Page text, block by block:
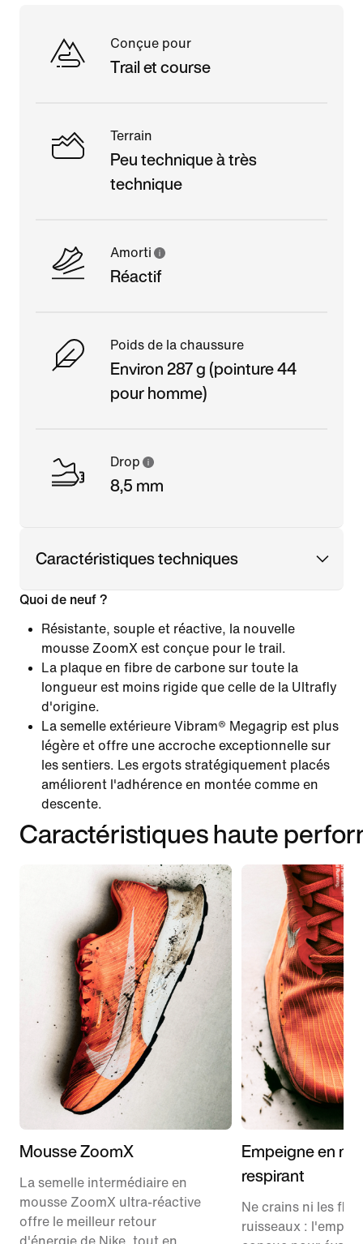
Conçue pour
Trail et course
Terrain
Peu technique à très
technique
Amorti
Réactif
Poids de la chaussure
Environ 287 g (pointure 44
pour homme)
Drop
8,5 mm
Caractéristiques techniques
Quoi de neuf ?
Résistante, souple et réactive, la nouvelle
mousse ZoomX est conçue pour le trail.
La plaque en fibre de carbone sur toute la
longueur est moins rigide que celle de la Ultrafly
d'origine.
La semelle extérieure Vibram® Megagrip est plus
légère et offre une accroche exceptionnelle sur
les sentiers. Les ergots stratégiquement placés
améliorent l'adhérence en montée comme en
descente.
Caractéristiques haute
Mousse ZoomX
La semelle intermédiaire en
mousse ZoomX ultra-réactive
offre le meilleur retour
d'énergie de Nike, tout en
Empeigne en
respirant
Ne crains ni les
ruisseaux :